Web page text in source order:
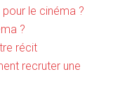
le cinéma ?
?
récit
recruter une